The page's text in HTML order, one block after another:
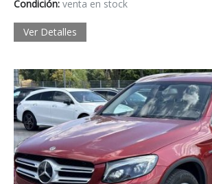
INICIAR SESIÓN
¿Ha olvidado la
Condición: venta en stock
Ver Detalles